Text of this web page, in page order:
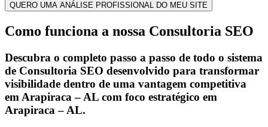
QUERO UMA ANÁLISE PROFISSIONAL DO MEU SITE
Como funciona a nossa Consultoria SEO
Descubra o completo passo a passo de todo o sistema
de Consultoria SEO desenvolvido para transformar
visibilidade dentro de uma vantagem competitiva
em Arapiraca – AL com foco estratégico em
Arapiraca – AL.